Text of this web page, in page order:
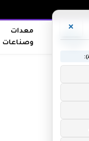
معدات
وصناعات
×